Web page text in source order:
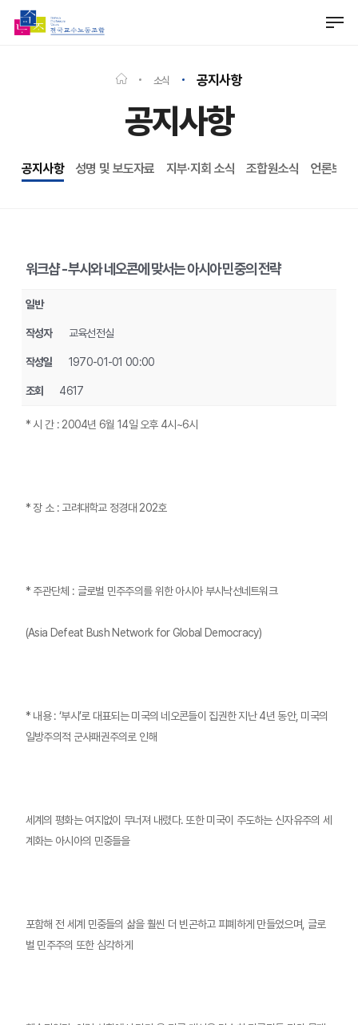
소식 공지사항
공지사항
공지사항 성명 및 보도자료 지부·지회 소식 조합원소식 언론보도
워크샵 - 부시와 네오콘에 맞서는 아시아 민중의 전략
일반
작성자 교육선전실
작성일 1970-01-01 00:00
조회 4617
* 시 간 : 2004년 6월 14일 오후 4시~6시
* 장 소 : 고려대학교 정경대 202호
* 주관단체 : 글로벌 민주주의를 위한 아시아 부시낙선네트워크
(Asia Defeat Bush Network for Global Democracy)
* 내용 : ‘부시’로 대표되는 미국의 네오콘들이 집권한 지난 4년 동안, 미국의
일방주의적 군사패권주의로 인해
세계의 평화는 여지없이 무너져 내렸다. 또한 미국이 주도하는 신자유주의 세
계화는 아시아의 민중들을
포함해 전 세계 민중들의 삶을 훨씬 더 빈곤하고 피폐하게 만들었으며, 글로
벌 민주주의 또한 심각하게